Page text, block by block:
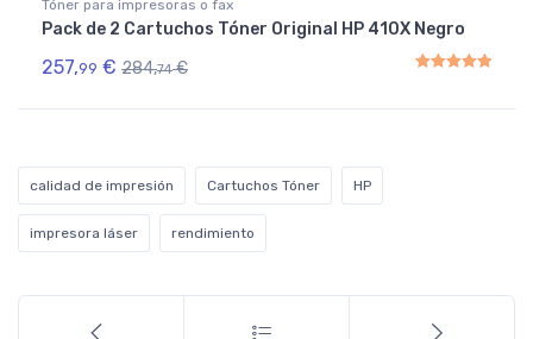
Tóner para impresoras o fax
Pack de 2 Cartuchos Tóner Original HP 410X Negro
257,99 € 284,74 €
calidad de impresión Cartuchos Tóner HP
impresora láser rendimiento